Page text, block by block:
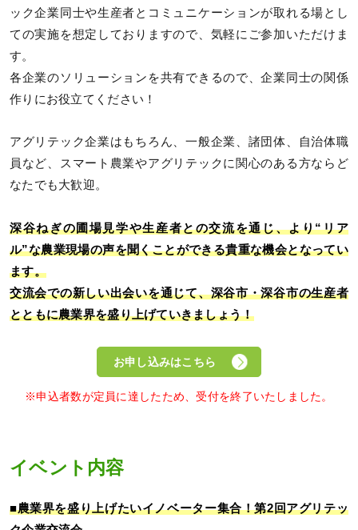
ック企業同士や生産者とコミュニケーションが取れる場とし
ての実施を想定しておりますので、気軽にご参加いただけま
す。
各企業のソリューションを共有できるので、企業同士の関係
作りにお役立てください！
アグリテック企業はもちろん、一般企業、諸団体、自治体職
員など、スマート農業やアグリテックに関心のある方ならど
なたでも大歓迎。
深谷ねぎの圃場見学や生産者との交流を通じ、より“リア
ル”な農業現場の声を聞くことができる貴重な機会となってい
ます。
交流会での新しい出会いを通じて、深谷市・深谷市の生産者
とともに農業界を盛り上げていきましょう！
お申し込みはこちら
※申込者数が定員に達したため、受付を終了いたしました。
イベント内容
■農業界を盛り上げたいイノベーター集合！第2回アグリテッ